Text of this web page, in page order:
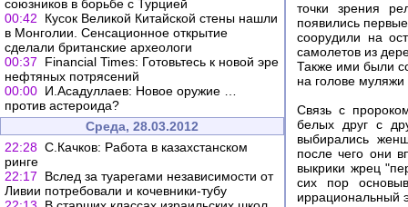
союзников в борьбе с Турцией
00:42
Кусок Великой Китайской стены нашли
в Монголии. Сенсационное открытие
сделали британские археологи
00:37
Financial Times: Готовьтесь к новой эре
нефтяных потрясений
00:00 И.Асадуллаев: Новое оружие …
против астероида?
Среда, 28.03.2012
22:28 С.Качков: Работа в казахстанском
ринге
22:17
Вслед за туарегами независимости от
Ливии потребовали и кочевники-тубу
точки зрения
появились
соорудили на
самолетов из
Также ими были
на голове
Связь с
белых друг с
выбирались
после чего они
выкрики жрец
сих пор
иррациональный